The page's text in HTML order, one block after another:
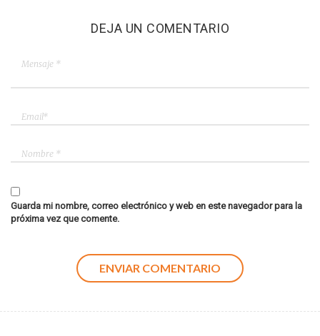
DEJA UN COMENTARIO
Guarda mi nombre, correo electrónico y web en este navegador para la
próxima vez que comente.